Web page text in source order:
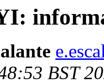
BST